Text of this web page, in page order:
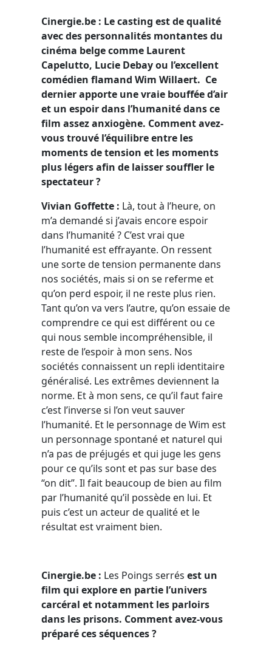
Cinergie.be : Le casting est de qualité
avec des personnalités montantes du
cinéma belge comme Laurent
Capelutto, Lucie Debay ou l’excellent
comédien flamand Wim Willaert. Ce
dernier apporte une vraie bouffée d’air
et un espoir dans l’humanité dans ce
film assez anxiogène. Comment avez-
vous trouvé l’équilibre entre les
moments de tension et les moments
plus légers afin de laisser souffler le
spectateur ?
Vivian Goffette : Là, tout à l’heure, on
m’a demandé si j’avais encore espoir
dans l’humanité ? C’est vrai que
l’humanité est effrayante. On ressent
une sorte de tension permanente dans
nos sociétés, mais si on se referme et
qu’on perd espoir, il ne reste plus rien.
Tant qu’on va vers l’autre, qu’on essaie de
comprendre ce qui est différent ou ce
qui nous semble incompréhensible, il
reste de l’espoir à mon sens. Nos
sociétés connaissent un repli identitaire
généralisé. Les extrêmes deviennent la
norme. Et à mon sens, ce qu’il faut faire
c’est l’inverse si l’on veut sauver
l’humanité. Et le personnage de Wim est
un personnage spontané et naturel qui
n’a pas de préjugés et qui juge les gens
pour ce qu’ils sont et pas sur base des
“on dit”. Il fait beaucoup de bien au film
par l’humanité qu’il possède en lui. Et
puis c’est un acteur de qualité et le
résultat est vraiment bien.
Cinergie.be : Les Poings serrés est un
film qui explore en partie l’univers
carcéral et notamment les parloirs
dans les prisons. Comment avez-vous
préparé ces séquences ?